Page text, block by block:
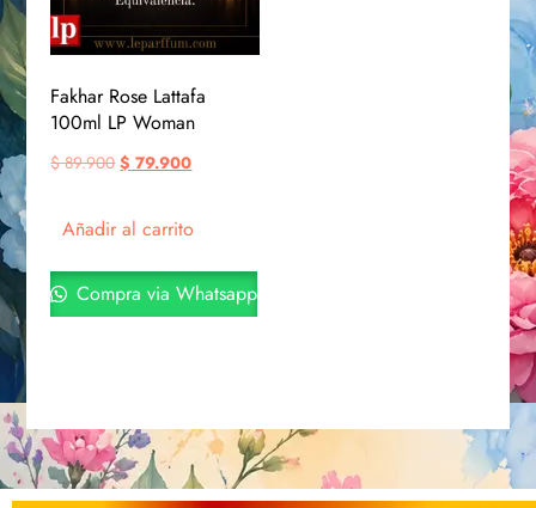
Fakhar Rose Lattafa
100ml LP Woman
$89.900 $ 79.900
Añadir al carrito
Compra via Whatsapp